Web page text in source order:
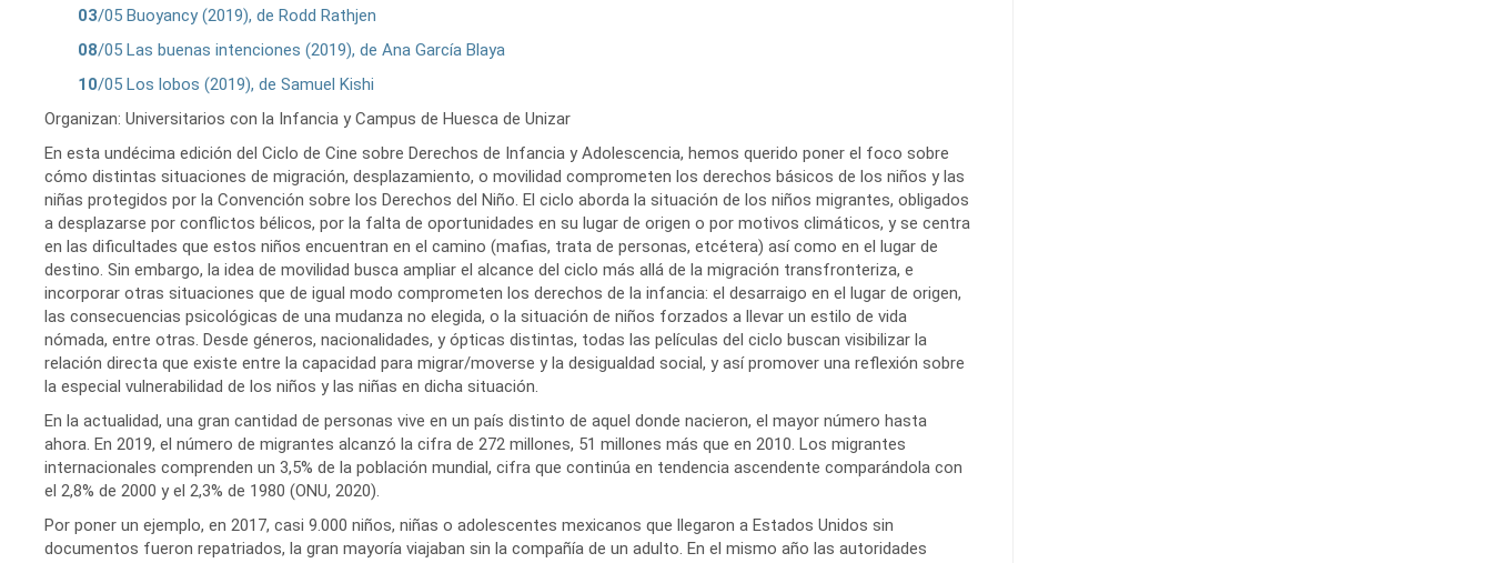
instalaciones
deportivas
Informática
y
comunicaciones
Servicio
de
Mantenimiento
Conserjería
y
correo
interno
Unizar
servicios
en
el
Campus
03/05 Buoyancy (2019), de Rodd Rathjen
08/05 Las buenas intenciones (2019), de Ana García Blaya
10/05 Los lobos (2019), de Samuel Kishi
Organizan: Universitarios con la Infancia y Campus de Huesca de Unizar
En esta undécima edición del Ciclo de Cine sobre Derechos de Infancia y Adolescencia, hemos querido poner el foco sobre
cómo distintas situaciones de migración, desplazamiento, o movilidad comprometen los derechos básicos de los niños y las
niñas protegidos por la Convención sobre los Derechos del Niño. El ciclo aborda la situación de los niños migrantes, obligados
a desplazarse por conflictos bélicos, por la falta de oportunidades en su lugar de origen o por motivos climáticos, y se centra
en las dificultades que estos niños encuentran en el camino (mafias, trata de personas, etcétera) así como en el lugar de
destino. Sin embargo, la idea de movilidad busca ampliar el alcance del ciclo más allá de la migración transfronteriza, e
incorporar otras situaciones que de igual modo comprometen los derechos de la infancia: el desarraigo en el lugar de origen,
las consecuencias psicológicas de una mudanza no elegida, o la situación de niños forzados a llevar un estilo de vida
nómada, entre otras. Desde géneros, nacionalidades, y ópticas distintas, todas las películas del ciclo buscan visibilizar la
relación directa que existe entre la capacidad para migrar/moverse y la desigualdad social, y así promover una reflexión sobre
la especial vulnerabilidad de los niños y las niñas en dicha situación.
En la actualidad, una gran cantidad de personas vive en un país distinto de aquel donde nacieron, el mayor número hasta
ahora. En 2019, el número de migrantes alcanzó la cifra de 272 millones, 51 millones más que en 2010. Los migrantes
internacionales comprenden un 3,5% de la población mundial, cifra que continúa en tendencia ascendente comparándola con
el 2,8% de 2000 y el 2,3% de 1980 (ONU, 2020).
Por poner un ejemplo, en 2017, casi 9.000 niños, niñas o adolescentes mexicanos que llegaron a Estados Unidos sin
documentos fueron repatriados, la gran mayoría viajaban sin la compañía de un adulto. En el mismo año las autoridades